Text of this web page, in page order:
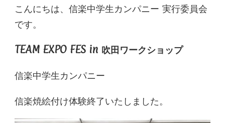
IN
ー
ッ
プ)
こんにちは、信楽中学生カンパニー 実行委員会
です。
TEAM EXPO FES in 吹田ワークショップ
信楽中学生カンパニー
信楽焼絵付け体験終了いたしました。